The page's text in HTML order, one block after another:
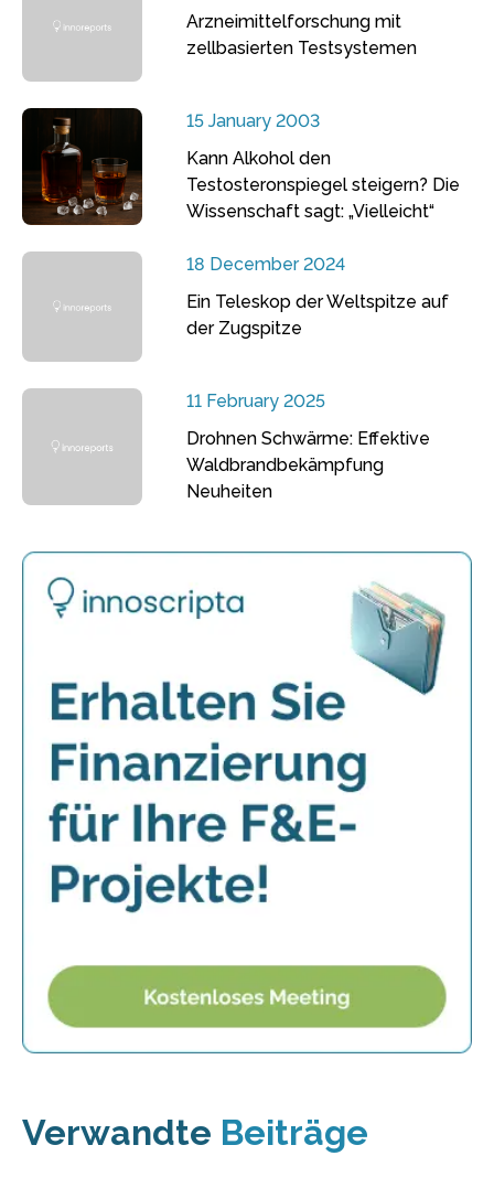
Arzneimittelforschung mit
zellbasierten Testsystemen
15 January 2003
Kann Alkohol den
Testosteronspiegel steigern? Die
Wissenschaft sagt: „Vielleicht“
18 December 2024
Ein Teleskop der Weltspitze auf
der Zugspitze
11 February 2025
Drohnen Schwärme: Effektive
Waldbrandbekämpfung
Neuheiten
Verwandte Beiträge